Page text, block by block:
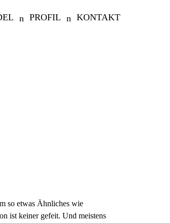
PROFIL KONTAKT
so etwas Ähnliches wie
ist keiner gefeit. Und meistens